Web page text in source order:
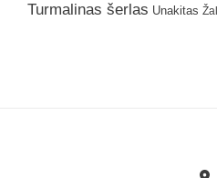
Turmalinas šerlas Unakitas